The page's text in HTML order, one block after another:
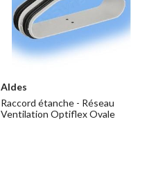
Aldes
Raccord étanche - Réseau
Ventilation Optiflex Ovale